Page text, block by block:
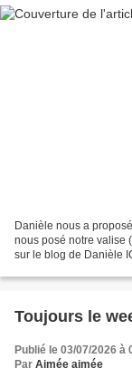
Danièle nous a
nous posé notre valise
sur le blog de Danièle
Toujours le
Publié le 03/07/2026 à
Par Aimée aimée